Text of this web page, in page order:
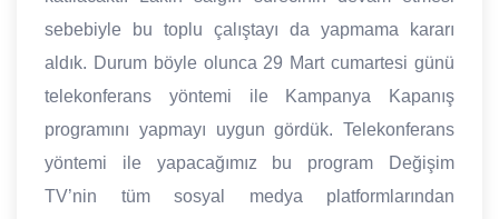
sebebiyle bu toplu çalıştayı da yapmama kararı
aldık. Durum böyle olunca 29 Mart cumartesi günü
telekonferans yöntemi ile Kampanya Kapanış
programını yapmayı uygun gördük. Telekonferans
yöntemi ile yapacağımız bu program Değişim
TV’nin tüm sosyal medya platformlarından